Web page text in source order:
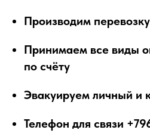
Производим
Принимаем все виды
по счёту
Эвакуируем личный и
Телефон для связи